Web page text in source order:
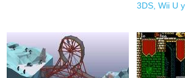
3DS, Wii U